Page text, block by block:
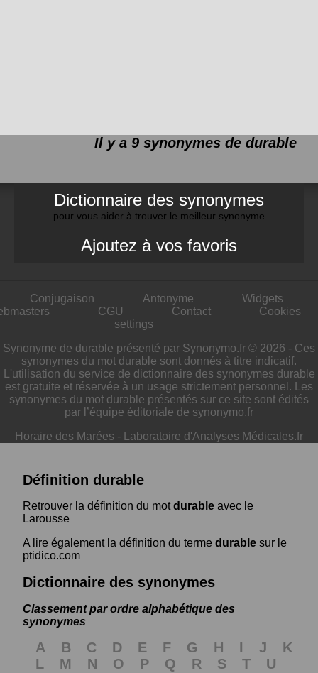
Il y a 9 synonymes de durable
Dictionnaire des synonymes
pour vous aider à trouver le meilleur synonyme
Ajoutez à vos favoris
Conjugaison Antonyme
Widgets
CGU Contact
Cookies
settings
Synonyme de durable présenté par Synonymo.fr © 2026 - Ces
synonymes du mot durable sont donnés à titre indicatif.
L'utilisation du service de dictionnaire des synonymes durable
est gratuite et réservée à un usage strictement personnel. Les
synonymes du mot durable présentés sur ce site sont édités
par l’équipe éditoriale de synonymo.fr
Horaire des Marées - Laboratoire d'Analyses Médicales.fr
Définition durable
Retrouver la définition du motdurable avec le
Larousse
A lire également la définition du terme durable sur le
ptidico.com
Dictionnaire des synonymes
Classement par ordre alphabétique des
synonymes
A B C D E F G H I J
K
L
M N O P Q R S T
U